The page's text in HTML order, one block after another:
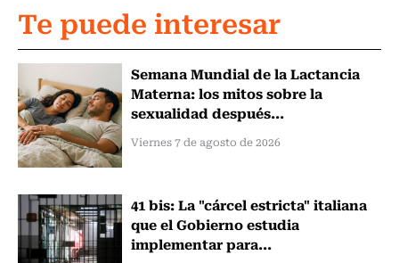
Te puede interesar
Semana Mundial de la Lactancia
Materna: los mitos sobre la
sexualidad después...
Viernes 7 de agosto de 2026
41 bis: La "cárcel estricta" italiana
que el Gobierno estudia
implementar para...